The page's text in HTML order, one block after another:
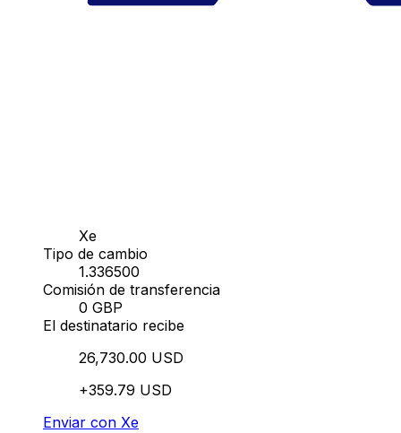
Xe
Tipo de cambio
1.336500
Comisión de transferencia
0 GBP
El destinatario recibe
26,730.00 USD
+359.79 USD
Enviar con Xe